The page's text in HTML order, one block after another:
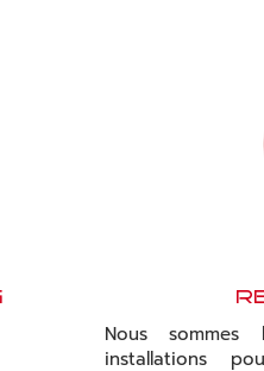
Nous
installations